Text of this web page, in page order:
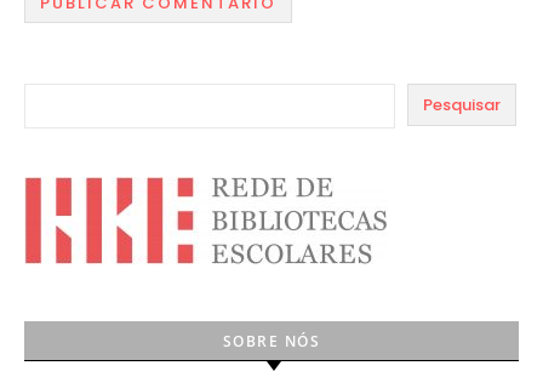
Pesquisar
SOBRE NÓS